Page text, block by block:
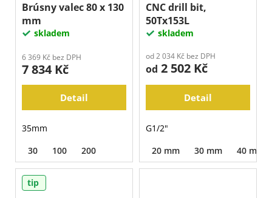
Brúsny valec 80 x 130
mm
skladem
6 369 Kč bez DPH
7 834 Kč
Detail
35mm
30
100 200
CNC drill bit,
50Tx153L
skladem
od 2 034 Kč bez DPH
od 2 502 Kč
Detail
G1/2"
20 mm
30 mm 40 mm
tip